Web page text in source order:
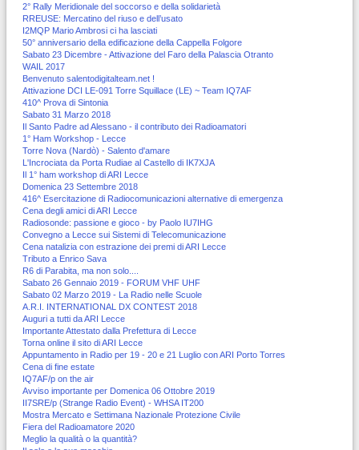
2° Rally Meridionale del soccorso e della solidarietà
RREUSE: Mercatino del riuso e dell’usato
I2MQP Mario Ambrosi ci ha lasciati
50° anniversario della edificazione della Cappella Folgore
Sabato 23 Dicembre - Attivazione del Faro della Palascia Otranto
WAIL 2017
Benvenuto salentodigitalteam.net !
Attivazione DCI LE-091 Torre Squillace (LE) ~ Team IQ7AF
410^ Prova di Sintonia
Sabato 31 Marzo 2018
Il Santo Padre ad Alessano - il contributo dei Radioamatori
1° Ham Workshop - Lecce
Torre Nova (Nardò) - Salento d'amare
L'Incrociata da Porta Rudiae al Castello di IK7XJA
Il 1° ham workshop di ARI Lecce
Domenica 23 Settembre 2018
416^ Esercitazione di Radiocomunicazioni alternative di emergenza
Cena degli amici di ARI Lecce
Radiosonde: passione e gioco - by Paolo IU7IHG
Convegno a Lecce sui Sistemi di Telecomunicazione
Cena natalizia con estrazione dei premi di ARI Lecce
Tributo a Enrico Sava
R6 di Parabita, ma non solo....
Sabato 26 Gennaio 2019 - FORUM VHF UHF
Sabato 02 Marzo 2019 - La Radio nelle Scuole
A.R.I. INTERNATIONAL DX CONTEST 2018
Auguri a tutti da ARI Lecce
Importante Attestato dalla Prefettura di Lecce
Torna online il sito di ARI Lecce
Appuntamento in Radio per 19 - 20 e 21 Luglio con ARI Porto Torres
Cena di fine estate
IQ7AF/p on the air
Avviso importante per Domenica 06 Ottobre 2019
II7SRE/p (Strange Radio Event) - WHSA IT200
Mostra Mercato e Settimana Nazionale Protezione Civile
Fiera del Radioamatore 2020
Meglio la qualità o la quantità?